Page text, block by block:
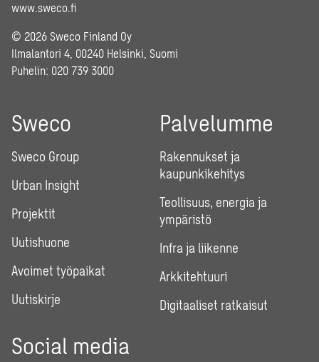
www.sweco.fi
© 2026 Sweco Finland Oy
Ilmalantori 4, 00240 Helsinki, Suomi
Puhelin: 020 739 3000
Sweco
Sweco Group
Urban Insight
Projektit
Uutishuone
Avoimet työpaikat
Uutiskirje
Palvelumme
Rakennukset ja
kaupunkikehitys
Teollisuus, energia ja
ympäristö
Infra ja liikenne
Arkkitehtuuri
Digitaaliset ratkaisut
Social media